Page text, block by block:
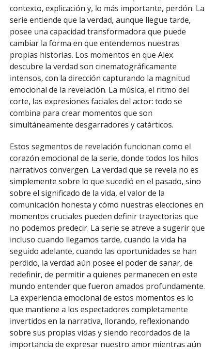
contexto, explicación y, lo más importante, perdón. La
serie entiende que la verdad, aunque llegue tarde,
posee una capacidad transformadora que puede
cambiar la forma en que entendemos nuestras
propias historias. Los momentos en que Alex
descubre la verdad son cinematográficamente
intensos, con la dirección capturando la magnitud
emocional de la revelación. La música, el ritmo del
corte, las expresiones faciales del actor: todo se
combina para crear momentos que son
simultáneamente desgarradores y catárticos.
Estos segmentos de revelación funcionan como el
corazón emocional de la serie, donde todos los hilos
narrativos convergen. La verdad que se revela no es
simplemente sobre lo que sucedió en el pasado, sino
sobre el significado de la vida, el valor de la
comunicación honesta y cómo nuestras elecciones en
momentos cruciales pueden definir trayectorias que
no podemos predecir. La serie se atreve a sugerir que
incluso cuando llegamos tarde, cuando la vida ha
seguido adelante, cuando las oportunidades se han
perdido, la verdad aún posee el poder de sanar, de
redefinir, de permitir a quienes permanecen en este
mundo entender que fueron amados profundamente.
La experiencia emocional de estos momentos es lo
que mantiene a los espectadores completamente
invertidos en la narrativa, llorando, reflexionando
sobre sus propias vidas y siendo recordados de la
importancia de expresar nuestro amor mientras aún